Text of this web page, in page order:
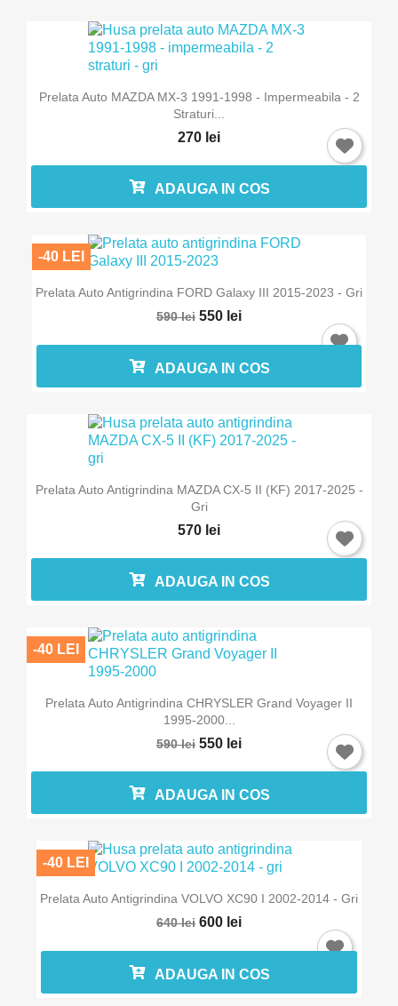
Prelata Auto MAZDA MX-3 1991-1998 - Impermeabila - 2
Straturi...
270 lei
ADAUGA IN COS
Prelata Auto Antigrindina FORD Galaxy III 2015-2023 - Gri
590 lei 550 lei
-40 LEI
ADAUGA IN COS
Prelata Auto Antigrindina MAZDA CX-5 II (KF) 2017-2025 -
Gri
570 lei
ADAUGA IN COS
Prelata Auto Antigrindina CHRYSLER Grand Voyager II
1995-2000...
590 lei 550 lei
-40 LEI
ADAUGA IN COS
Prelata Auto Antigrindina VOLVO XC90 I 2002-2014 - Gri
640 lei 600 lei
-40 LEI
ADAUGA IN COS